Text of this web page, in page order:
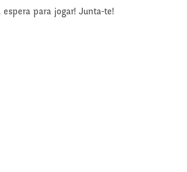
espera para jogar! Junta-te!